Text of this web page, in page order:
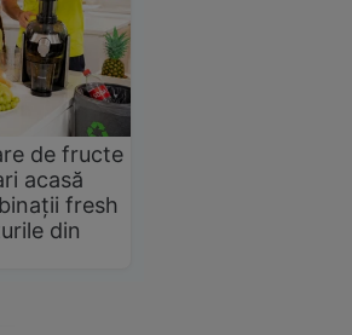
de fructe
acasă
fresh
din